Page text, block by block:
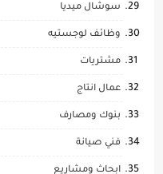
سوشال ميديا
وظائف لوجستيه
مشتريات
عمال انتاج
بنوك ومصارف
فني صيانة
ابحاث ومشاريع